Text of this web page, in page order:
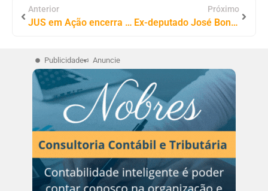
Anterior
JUS em Ação encerra calendário 2025 com edições em Itaguatins dia 26/11 e Wanderlândia 28/11
Próximo
Ex-deputado José Bonifácio sofre acidente de carro em Tocantinópolis e é levado à UPA
Publicidade Anuncie